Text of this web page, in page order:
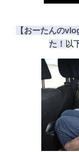
【おーたんの
た！ 以